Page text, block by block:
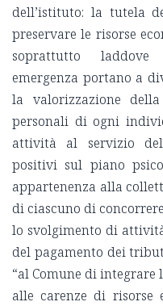
dell’istituto: la tutela
preservare le risorse
soprattutto
emergenza portano a
la valorizzazione
personali di ogni
attività al servizio
positivi sul piano
appartenenza alla
di ciascuno di
lo svolgimento di
del pagamento dei
“al Comune di
alle carenze di